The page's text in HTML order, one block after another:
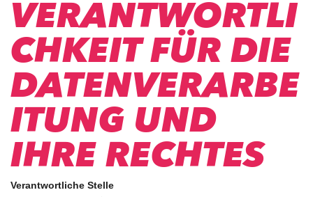
VERANTWORTLI
CHKEIT FÜR DIE
DATENVERARBE
ITUNG UND
IHRE RECHTES
Verantwortliche Stelle